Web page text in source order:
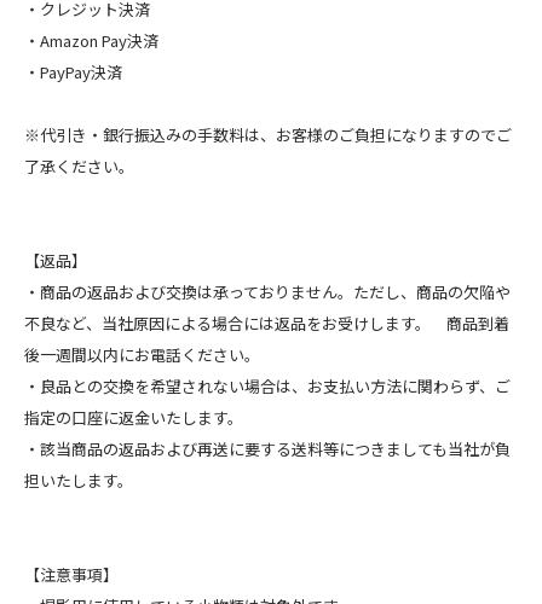
・クレジット決済
・Amazon Pay決済
・PayPay決済
※代引き・銀行振込みの手数料は、お客様のご負担になりますのでご
了承ください。
【返品】
・商品の返品および交換は承っておりません。ただし、商品の欠陥や
不良など、当社原因による場合には返品をお受けします。 商品到着
後一週間以内にお電話ください。
・良品との交換を希望されない場合は、お支払い方法に関わらず、ご
指定の口座に返金いたします。
・該当商品の返品および再送に要する送料等につきましても当社が負
担いたします。
【注意事項】